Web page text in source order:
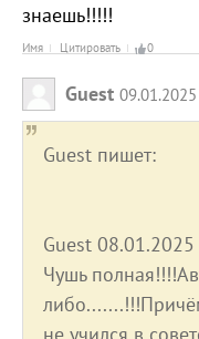
знаешь!!!!!
Имя Цитировать 0
Guest 09.01.2025
Guest пишет:
Guest 08.01.2025
Чушь